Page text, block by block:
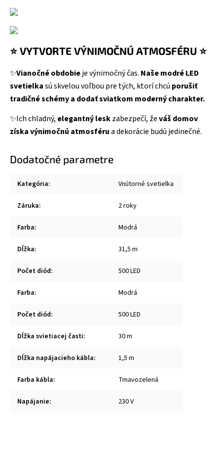
⭐ VYTVORTE VÝNIMOČNÚ ATMOSFÉRU ⭐
✨Vianočné obdobieje výnimočný čas. Naše modré LED
svetielkasú skvelou voľbou pre tých, ktorí chcú porušiť
tradičné schémy a dodať sviatkom moderný charakter.
✨Ich chladný, elegantný leskzabezpečí, ževáš domov
získa výnimočnú atmosférua dekorácie budú jedinečné.
Dodatočné parametre
Kategória: Vnútorné svetielka
Záruka: 2 roky
Farba: Modrá
Dĺžka: 31,5 m
Počet diód: 500 LED
Farba: Modrá
Počet diód: 500 LED
Dĺžka svietiacej časti: 30 m
Dĺžka napájacieho kábla: 1,5 m
Farba kábla: Tmavozelená
Napájanie: 230 V